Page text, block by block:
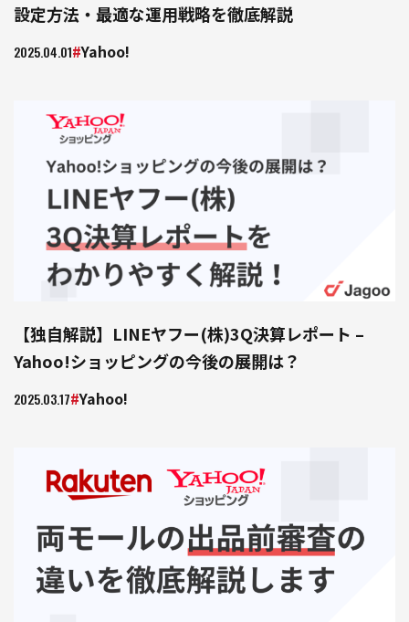
設定方法・最適な運用戦略を徹底解説
2025.04.01 Yahoo!
【独自解説】LINEヤフー(株)3Q決算レポート –
Yahoo!ショッピングの今後の展開は？
2025.03.17 Yahoo!